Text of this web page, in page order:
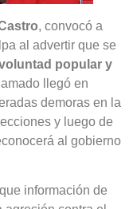
, convocó a
al advertir que se
popular y
llegó en
demoras en la
y luego de
al gobierno
información de